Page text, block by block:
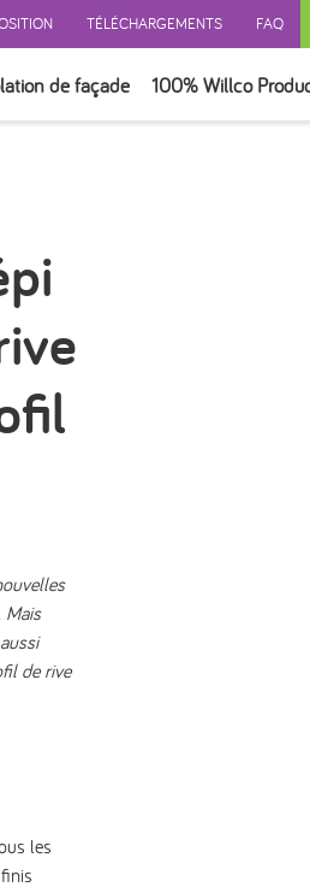
TÉLÉCHARGEMENTS FAQ
de façade 100% Willco
Mais
de rive
les